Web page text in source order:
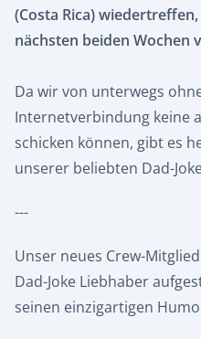
(Costa Rica)
nächsten beiden Wochen
Da wir von unterwegs
Internetverbindung keine
schicken können, gibt es
unserer beliebten Dad-
---
Unser neues Crew-
Dad-Joke Liebhaber
seinen einzigartigen